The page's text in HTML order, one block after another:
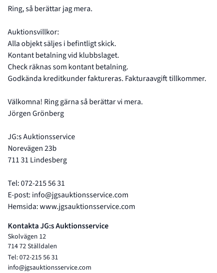
Ring, så berättar jag mera.
Auktionsvillkor:
Alla objekt säljes i befintligt skick.
Kontant betalning vid klubbslaget.
Check räknas som kontant betalning.
Godkända kreditkunder faktureras. Fakturaavgift tillkommer.
Välkomna! Ring gärna så berättar vi mera.
Jörgen Grönberg
JG:s Auktionsservice
Norevägen 23b
711 31 Lindesberg
Tel: 072-215 56 31
E-post: info@jgsauktionsservice.com
Hemsida: www.jgsauktionsservice.com
Kontakta JG:s Auktionsservice
Skolvägen 12
714 72 Ställdalen
Tel: 072-215 56 31
info@jgsauktionsservice.com